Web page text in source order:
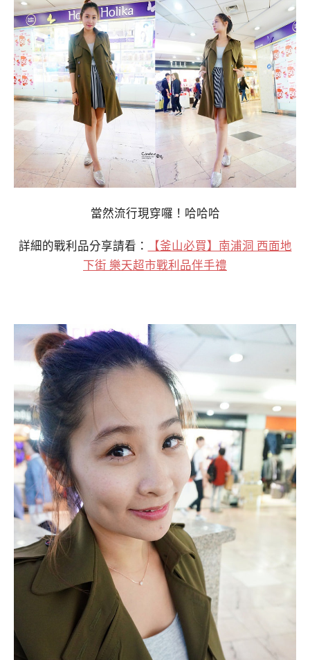
當然流行現穿囉！哈哈哈
詳細的戰利品分享請看：
【釜山必買】南浦洞 西面地
下街 樂天超市戰利品伴手禮